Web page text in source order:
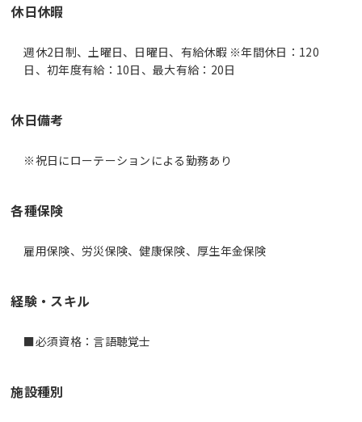
休日休暇
週休2日制、土曜日、日曜日、有給休暇 ※年間休日：120
日、初年度有給：10日、最大有給：20日
休日備考
※祝日にローテーションによる勤務あり
各種保険
雇用保険、労災保険、健康保険、厚生年金保険
経験・スキル
■必須資格：言語聴覚士
施設種別